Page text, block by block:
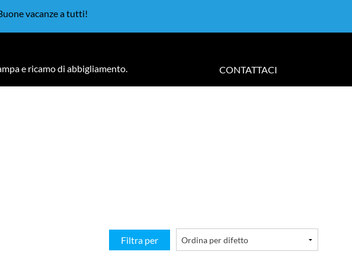
vacanze a tutti!
e ricamo di abbigliamento. CONTATTACI
Filtra per